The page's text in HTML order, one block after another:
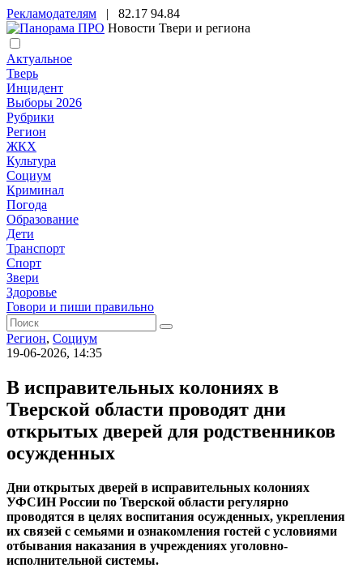
Рекламодателям | 82.17 94.84
Новости Твери и региона
Актуальное
Тверь
Инцидент
Выборы 2026
Рубрики
Регион
ЖКХ
Культура
Социум
Криминал
Погода
Образование
Дети
Транспорт
Спорт
Звери
Здоровье
Говори и пиши правильно
Регион, Социум
19-06-2026, 14:35
В исправительных колониях в
Тверской области проводят дни
открытых дверей для родственников
осужденных
Дни открытых дверей в исправительных колониях
УФСИН России по Тверской области регулярно
проводятся в целях воспитания осужденных, укрепления
их связей с семьями и ознакомления гостей с условиями
отбывания наказания в учреждениях уголовно-
исполнительной системы.